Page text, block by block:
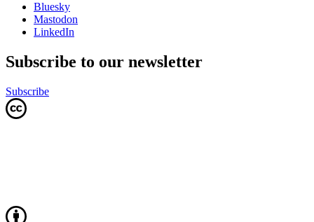
Bluesky
Mastodon
LinkedIn
Subscribe to our newsletter
Subscribe